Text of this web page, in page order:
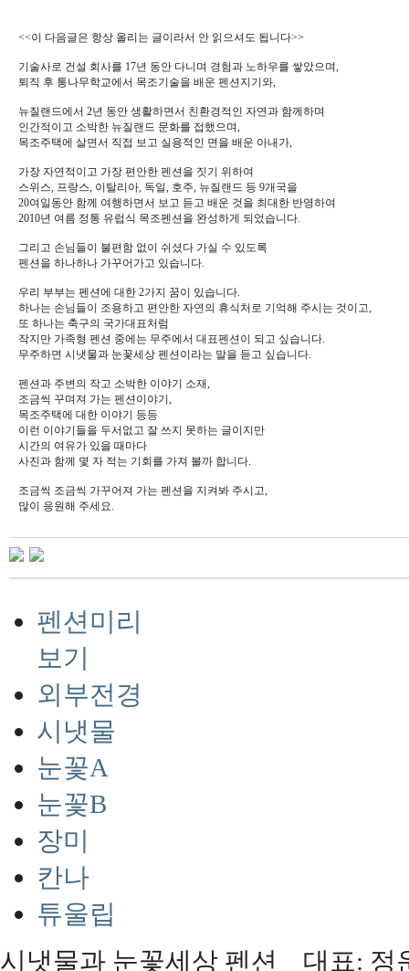
<<이 다음글은 항상 올리는 글이라서 안 읽으셔도 됩니다>>
기술사로 건설 회사를 17년 동안 다니며 경험과 노하우를 쌓았으며,
퇴직 후 통나무학교에서 목조기술을 배운 펜션지기와,
뉴질랜드에서 2년 동안 생활하면서 친환경적인 자연과 함께하며
인간적이고 소박한 뉴질랜드 문화를 접했으며,
목조주택에 살면서 직접 보고 실용적인 면을 배운 아내가,
가장 자연적이고 가장 편안한 펜션을 짓기 위하여
스위스, 프랑스, 이탈리아, 독일, 호주, 뉴질랜드 등 9개국을
20여일동안 함께 여행하면서 보고 듣고 배운 것을 최대한 반영하여
2010년 여름 정통 유럽식 목조펜션을 완성하게 되었습니다.
그리고 손님들이 불편함 없이 쉬셨다 가실 수 있도록
펜션을 하나하나 가꾸어가고 있습니다.
우리 부부는 펜션에 대한 2가지 꿈이 있습니다.
하나는 손님들이 조용하고 편안한 자연의 휴식처로 기억해 주시는 것이고,
또 하나는 축구의 국가대표처럼
작지만 가족형 펜션 중에는 무주에서 대표펜션이 되고 싶습니다.
무주하면 시냇물과 눈꽃세상 펜션이라는 말을 듣고 싶습니다.
펜션과 주변의 작고 소박한 이야기 소재,
조금씩 꾸며져 가는 펜션이야기,
목조주택에 대한 이야기 등등
이런 이야기들을 두서없고 잘 쓰지 못하는 글이지만
시간의 여유가 있을 때마다
사진과 함께 몇 자 적는 기회를 가져 볼까 합니다.
조금씩 조금씩 가꾸어져 가는 펜션을 지켜봐 주시고,
많이 응원해 주세요.
펜션미리
보기
외부전경
시냇물
눈꽃A
눈꽃B
장미
칸나
튜울립
시냇물과 눈꽃세상 펜션 대표: 정